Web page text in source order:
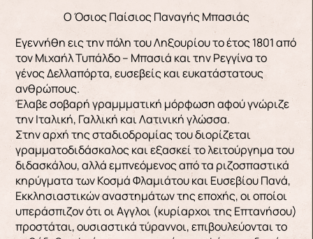
Ο Όσιος Παίσιος Παναγής Μπασιάς
Εγεννήθη εις την πόλη του Ληξουρίου το έτος 1801 από
τον Μιχαήλ Τυπάλδο – Μπασιά και την Ρεγγίνα το
γένος Δελλαπόρτα, ευσεβείς και ευκατάστατους
ανθρώπους.
Έλαβε σοβαρή γραμμματική μόρφωση αφού γνώριζε
την Ιταλική, Γαλλική και Λατινική γλώσσα.
Στην αρχή της σταδιοδρομίας του διορίζεται
γραμματοδιδάσκαλος και εξασκεί το λειτούργημα του
διδασκάλου, αλλά εμπνεόμενος από τα ριζοσπαστικά
κηρύγματα των Κοσμά Φλαμιάτου και Ευσεβίου Πανά,
Εκκλησιαστικών αναστημάτων της εποχής, οι οποίοι
υπεράσπιζον ότι οι Aγγλοι (κυρίαρχοι της Επτανήσου)
προστάται, ουσιαστικά τύραννοι, επιβουλεύονται το